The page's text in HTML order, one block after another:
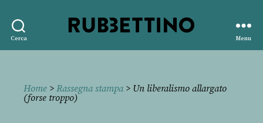
Cerca
editore
Menu
Home > Rassegna stampa> Un liberalismo allargato
(forse troppo)